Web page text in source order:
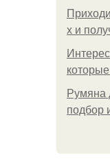
х и
Румяна
подбор